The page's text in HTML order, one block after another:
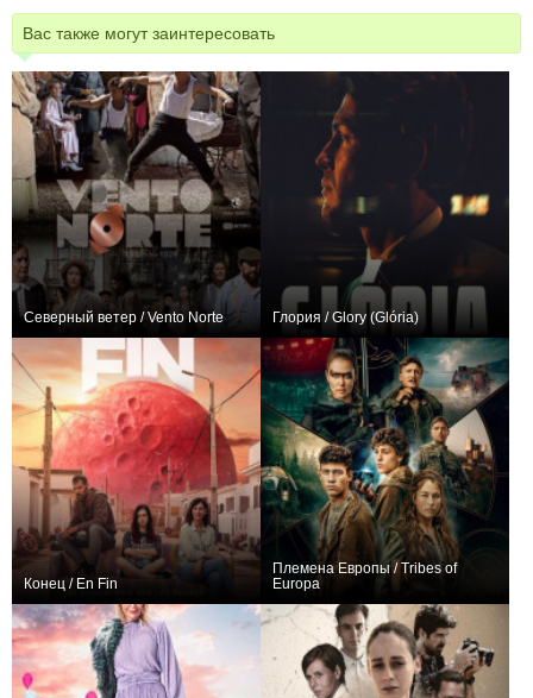
Вас также могут заинтересовать
Северный ветер / Vento Norte Глория / Glory (Glória)
Конец / En Fin
Племена Европы / Tribes of
Europa